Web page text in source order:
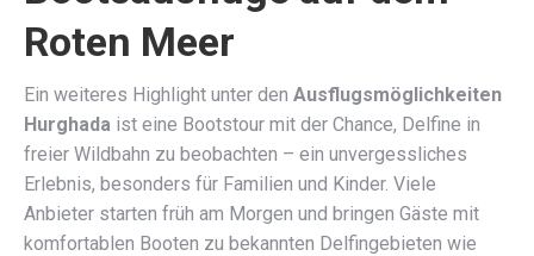
Roten Meer
Ein weiteres Highlight unter den Ausflugsmöglichkeiten
Hurghada ist eine Bootstour mit der Chance, Delfine in
freier Wildbahn zu beobachten – ein unvergessliches
Erlebnis, besonders für Familien und Kinder. Viele
Anbieter starten früh am Morgen und bringen Gäste mit
komfortablen Booten zu bekannten Delfingebieten wie